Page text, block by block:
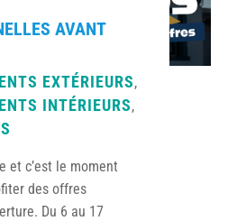
AVANT
EXTÉRIEURS,
INTÉRIEURS,
et c’est le moment
des offres
Du 6 au 17